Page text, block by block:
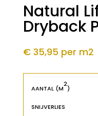
Natural
Dryback
€ 35,95 per m2
AANTAL (M
2
)
SNIJVERLIES